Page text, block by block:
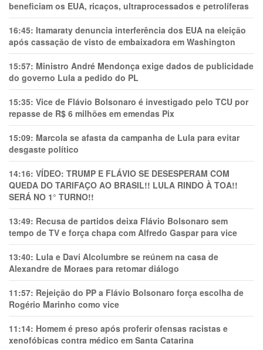
beneficiam os EUA, ricaços, ultraprocessados e petrolíferas
16:45: Itamaraty denuncia interferência dos EUA na eleição
após cassação de visto de embaixadora em Washington
15:57: Ministro André Mendonça exige dados de publicidade
do governo Lula a pedido do PL
15:35: Vice de Flávio Bolsonaro é investigado pelo TCU por
repasse de R$ 6 milhões em emendas Pix
15:09: Marcola se afasta da campanha de Lula para evitar
desgaste político
14:16: VÍDEO: TRUMP E FLÁVIO SE DESESPERAM COM
QUEDA DO TARIFAÇO AO BRASIL!! LULA RINDO À TOA!!
SERÁ NO 1° TURNO!!
13:49: Recusa de partidos deixa Flávio Bolsonaro sem
tempo de TV e força chapa com Alfredo Gaspar para vice
13:40: Lula e Davi Alcolumbre se reúnem na casa de
Alexandre de Moraes para retomar diálogo
11:57: Rejeição do PP a Flávio Bolsonaro força escolha de
Rogério Marinho como vice
11:14: Homem é preso após proferir ofensas racistas e
xenofóbicas contra médico em Santa Catarina